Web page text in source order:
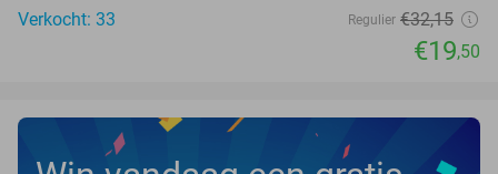
Verkocht: 33
Regulier €32,15
€19,50